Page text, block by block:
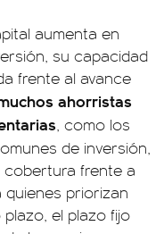
aumenta en
su capacidad
frente al avance
ahorristas
, como los
de inversión,
frente a
quienes priorizan
el plazo fijo